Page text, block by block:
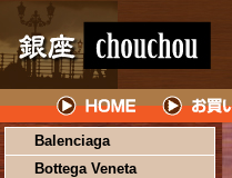
Balenciaga
Bottega Veneta